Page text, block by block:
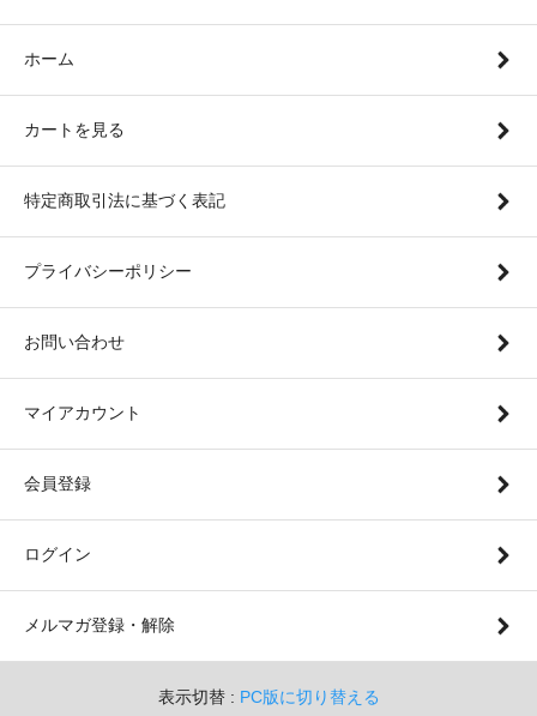
ホーム
カートを見る
特定商取引法に基づく表記
プライバシーポリシー
お問い合わせ
マイアカウント
会員登録
ログイン
メルマガ登録・解除
表示切替 : PC版に切り替える